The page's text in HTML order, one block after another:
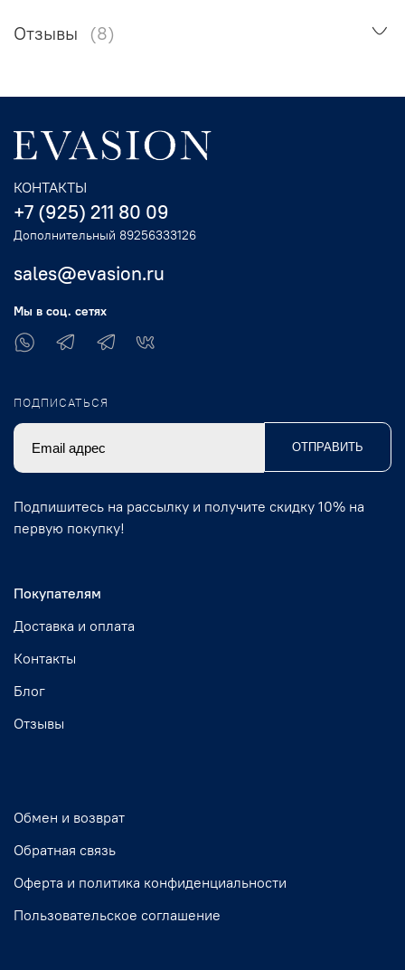
Отзывы (8)
Покупателям
Доставка и оплата
Контакты
Блог
Отзывы
Обмен и возврат
Обратная связь
Оферта и политика конфиденциальности
Пользовательское соглашение
КОНТАКТЫ
+7 (925) 211 80 09
Дополнительный 89256333126
sales@evasion.ru
Мы в соц. сетях
ПОДПИСАТЬСЯ
ОТПРАВИТЬ
Подпишитесь на рассылку и получите скидку 10% на
первую покупку!